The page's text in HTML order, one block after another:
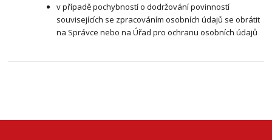
v případě pochybností o dodržování povinností
souvisejících se zpracováním osobních údajů se obrátit
na Správce nebo na Úřad pro ochranu osobních údajů